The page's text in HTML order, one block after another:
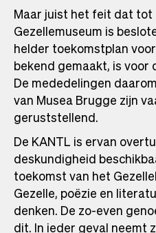
Maar juist het feit dat
Gezellemuseum is
helder toekomstplan
bekend gemaakt, is voor
De mededelingen
van Musea Brugge zijn
geruststellend.
De KANTL is ervan
deskundigheid
toekomst van het
Gezelle, poëzie en
denken. De zo-even
dit. In ieder geval neemt